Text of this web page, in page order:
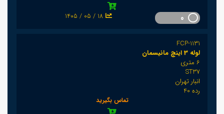
1405 / 05 / 18
FCP-1131
لوله 3 اینچ مانیسمان
6 متری
ST37
انبار تهران
رده 40
تماس بگیرید